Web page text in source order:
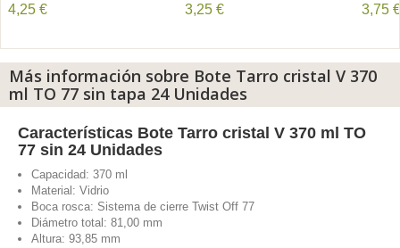
4,25 €
3,25 €
3,75 €
Más información sobre Bote Tarro cristal V 370
ml TO 77 sin tapa 24 Unidades
Características Bote Tarro cristal V 370 ml TO
77 sin 24 Unidades
Capacidad: 370 ml
Material: Vidrio
Boca rosca: Sistema de cierre Twist Off 77
Diámetro total: 81,00 mm
Altura: 93 ,85 mm